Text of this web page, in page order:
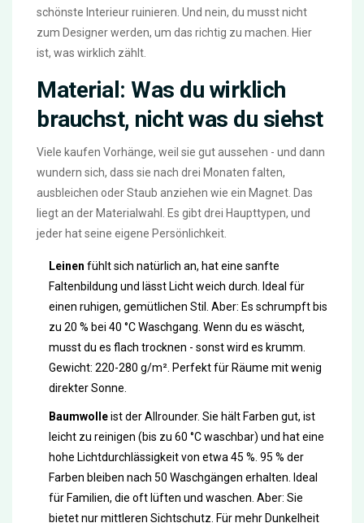
schönste Interieur ruinieren. Und nein, du musst nicht
zum Designer werden, um das richtig zu machen. Hier
ist, was wirklich zählt.
Material: Was du wirklich
brauchst, nicht was du siehst
Viele kaufen Vorhänge, weil sie gut aussehen - und dann
wundern sich, dass sie nach drei Monaten falten,
ausbleichen oder Staub anziehen wie ein Magnet. Das
liegt an der Materialwahl. Es gibt drei Haupttypen, und
jeder hat seine eigene Persönlichkeit.
Leinen fühlt sich natürlich an, hat eine sanfte
Faltenbildung und lässt Licht weich durch. Ideal für
einen ruhigen, gemütlichen Stil. Aber: Es schrumpft bis
zu 20 % bei 40 °C Waschgang. Wenn du es wäscht,
musst du es flach trocknen - sonst wird es krumm.
Gewicht: 220-280 g/m². Perfekt für Räume mit wenig
direkter Sonne.
Baumwolleist der Allrounder. Sie hält Farben gut, ist
leicht zu reinigen (bis zu 60 °C waschbar) und hat eine
hohe Lichtdurchlässigkeit von etwa 45 %. 95 % der
Farben bleiben nach 50 Waschgängen erhalten. Ideal
für Familien, die oft lüften und waschen. Aber: Sie
bietet nur mittleren Sichtschutz. Für mehr Dunkelheit